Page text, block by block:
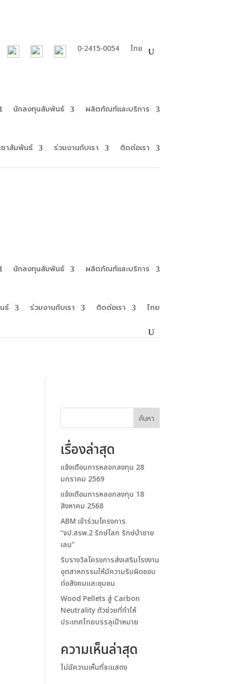
0-2415-0054 ไทย
นักลงทุนสัมพันธ์ ผลิตภัณฑ์และบริการ
าสัมพันธ์ ร่วมงานกับเรา ติดต่อเรา
นักลงทุนสัมพันธ์ ผลิตภัณฑ์และบริการ
ธ์ ร่วมงานกับเรา ติดต่อเรา ไทย
ค้นหา
เรื่องล่าสุด
แจ้งเตือนการหลอกลงทุน 28
มกราคม 2569
แจ้งเตือนการหลอกลงทุน 18
สิงหาคม 2568
ABM เข้าร่วมโครงการ
“จป.สรพ.2 รักษ์โลก รักษ์ป่าชาย
เลน”
รับรางวัลโครงการส่งเสริมโรงงาน
อุตสาหกรรมให้มีความรับผิดชอบ
ต่อสังคมและชุมชน
Wood Pellets สู่ Carbon
Neutrality ตัวช่วยที่ทำให้
ประเทศไทยบรรลุเป้าหมาย
ความเห็นล่าสุด
ไม่มีความเห็นที่จะแสดง